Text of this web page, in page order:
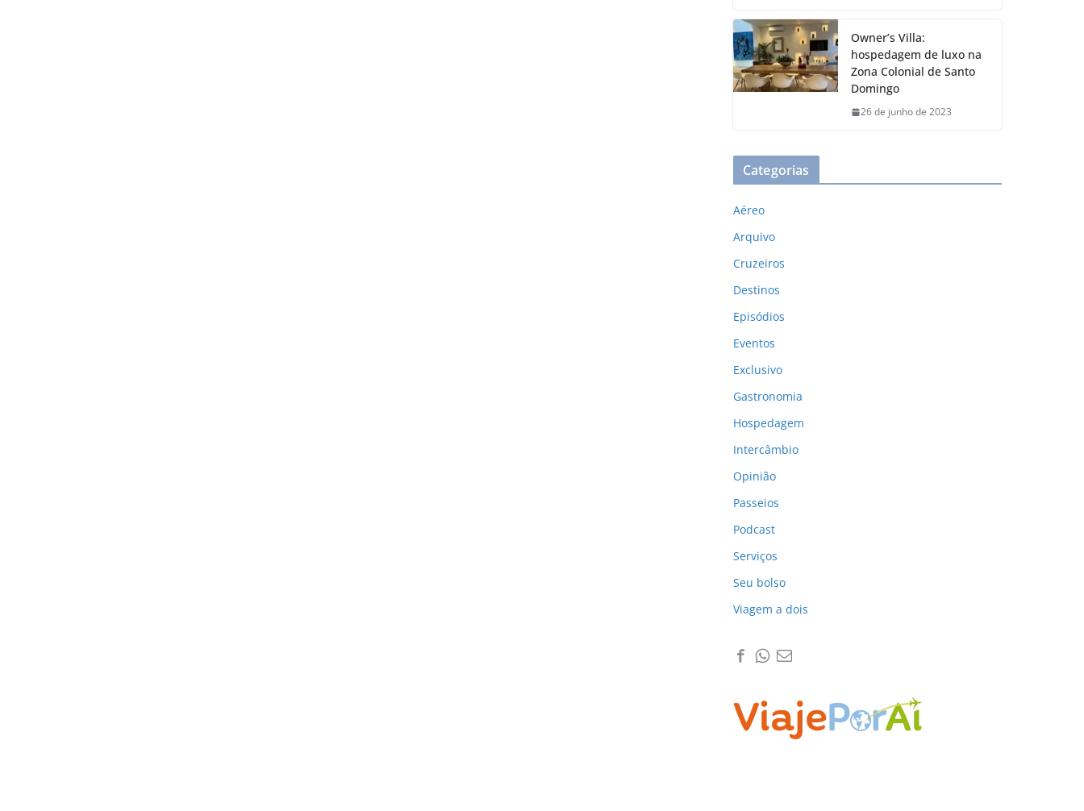
Owner’s Villa:
hospedagem de luxo na
Zona Colonial de Santo
Domingo
26 de junho de 2023
Categorias
Aéreo
Arquivo
Cruzeiros
Destinos
Episódios
Eventos
Exclusivo
Gastronomia
Hospedagem
Intercâmbio
Opinião
Passeios
Podcast
Serviços
Seu bolso
Viagem a dois